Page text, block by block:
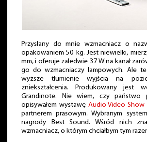
Przysłany do mnie wzmacniacz o
opakowaniem 50 kg. Jest niewielki,
mm, i oferuje zaledwie 37 W na kanał
go do wzmacniaczy lampowych. Ale
wyższe tłumienie wyjścia na
zniekształcenia. Produkowany jest
Grandinote. Nie wiem, czy państwo
opisywałem wystawę Audio Video Show
partnerem prasowym. Wybranym
nagrody Best Sound. Wśród nich
wzmacniacz, o którym chciałbym tym